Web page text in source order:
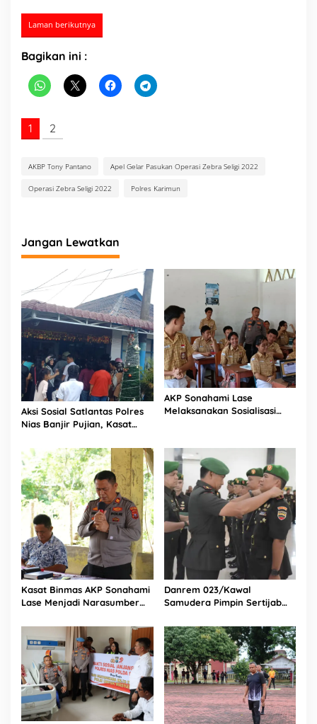
Laman berikutnya
Bagikan ini :
1 2
AKBP Tony Pantano Apel Gelar Pasukan Operasi Zebra Seligi 2022
Operasi Zebra Seligi 2022 Polres Karimun
Jangan Lewatkan
Aksi Sosial Satlantas Polres
Nias Banjir Pujian, Kasat
Bagikan 1.000 Dus Kopi
Fresco untuk Warga di
Tengah Sulitnya Ekonomi
AKP Sonahami Lase
Melaksanakan Sosialisasi
Selatan
Kasat Binmas AKP Sonahami
Lase Menjadi Narasumber
Persekutuan Doa
Danrem 023/Kawal
Samudera Pimpin Sertijab